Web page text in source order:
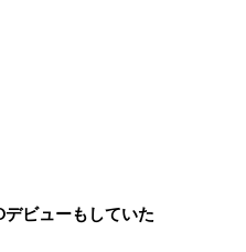
ビューもしていた